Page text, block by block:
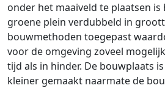
onder het maaiveld te plaatsen
groene plein verdubbeld in
bouwmethoden toegepast
voor de omgeving zoveel
tijd als in hinder. De bouwplaats
kleiner gemaakt naarmate de